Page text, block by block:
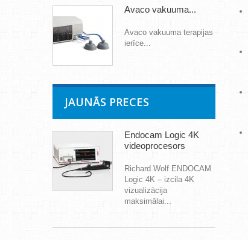
Avaco vakuuma...
Avaco vakuuma terapijas
ierīce...
JAUNĀS PRECES
Endocam Logic 4K
videoprocesors
Richard Wolf ENDOCAM
Logic 4K – izcila 4K
vizualizācija
maksimālai...